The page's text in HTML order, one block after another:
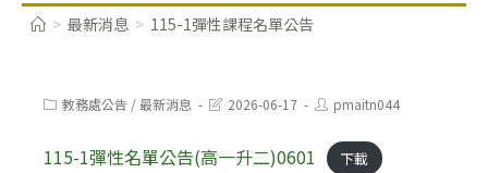
> 最新消息 > 115-1彈性課程名單公告
Post教務處公告 /最新消息
Post2026-06-17
Post
author:
pmaitn044
115-1彈性名單公告(高一升二)0601 下載